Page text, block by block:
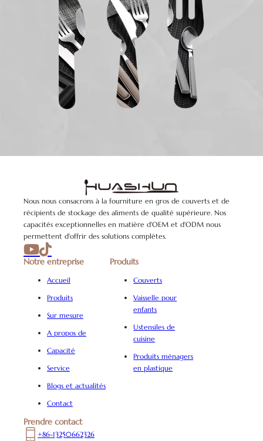
Nous nous consacrons à la fourniture en gros de couverts et de
récipients de stockage des aliments de qualité supérieure. Nos
capacités exceptionnelles en matière d'OEM et d'ODM nous
permettent d'offrir des solutions complètes.
Notre entreprise
Accueil
Produits
Sur mesure
A propos de
Capacité
Service
Blogs et actualités
Contact
Produits
Couverts
Vaisselle pour
enfants
Ustensiles de
cuisine
Produits ménagers
en plastique
Prendre contact
+86-13250662326